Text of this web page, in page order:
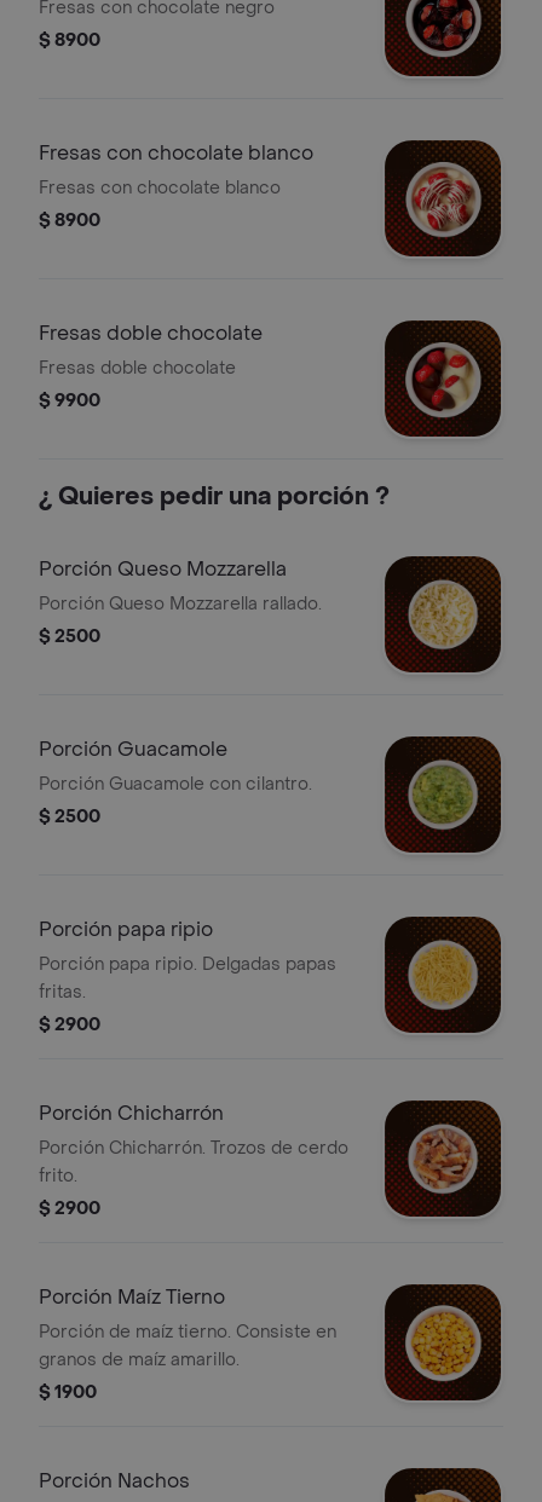
Fresas con chocolate negro
$ 8900
Fresas con chocolate blanco
Fresas con chocolate blanco
$ 8900
Fresas doble chocolate
Fresas doble chocolate
$ 9900
¿ Quieres pedir una porción ?
Porción Queso Mozzarella
Porción Queso Mozzarella rallado.
$ 2500
Porción Guacamole
Porción Guacamole con cilantro.
$ 2500
Porción papa ripio
Porción papa ripio. Delgadas papas
fritas.
$ 2900
Porción Chicharrón
Porción Chicharrón. Trozos de cerdo
frito.
$ 2900
Porción Maíz Tierno
Porción de maíz tierno. Consiste en
granos de maíz amarillo.
$ 1900
Porción Nachos